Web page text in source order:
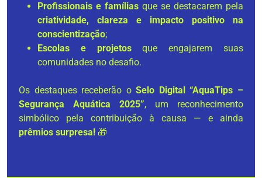
Profissionais e famílias que se destacarem pela
criatividade, clareza e impacto positivo na
conscientização;
Escolas e projetosque engajarem suas
comunidades no desafio.
Os destaques receberão oSelo Digital “AquaTips –
Segurança Aquática 2025”, um reconhecimento
simbólico pela contribuição à causa — e ainda
prêmios surpresa! 🎁